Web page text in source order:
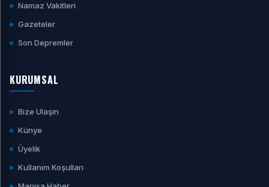
Namaz Vakitleri
Gazeteler
Son Depremler
KURUMSAL
Bize Ulaşın
Künye
Üyelik
Kullanım Koşulları